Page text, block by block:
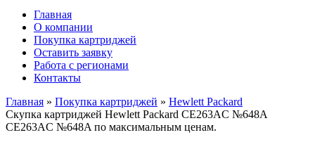
Главная
О компании
Покупка картриджей
Оставить заявку
Работа с регионами
Контакты
Главная » Покупка картриджей » Hewlett Packard
Скупка картриджей Hewlett Packard CE263AC №648A
CE263AC №648A по максимальным ценам.